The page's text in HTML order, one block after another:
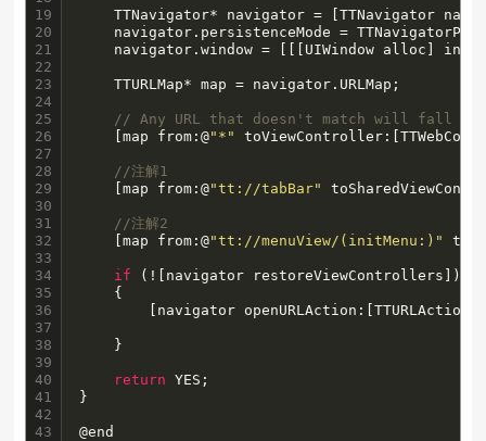
19
20
21
22
23
24
25
26
27
28
29
30
31
32
33
34
35
36
37
38
39
40
41
42
43
TTNavigator* navigator = [TTNavigator
navigator.persistenceMode =
navigator.window = [[[UIWindow alloc]
    TTURLMap* map = navigator.URLMap;
// Any URL that doesn't match will fall
    [map from:@
"*"
//注解1
    [map from:@
"tt://tabBar"
//注解2
    [map from:@
"tt://menuView/(initMenu:)"
if (![navigator restoreViewControllers])
    {
[navigator openURLAction:[TTURLAction
    }
return YES;
}
@end